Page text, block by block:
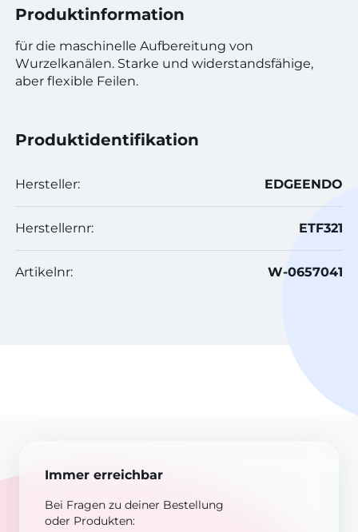
Produktinformation
für die maschinelle Aufbereitung von
Wurzelkanälen. Starke und widerstandsfähige,
aber flexible Feilen.
Produktidentifikation
Hersteller: EDGEENDO
Herstellernr: ETF321
Artikelnr: W-0657041
Immer erreichbar
Bei Fragen zu deiner Bestellung
oder Produkten: